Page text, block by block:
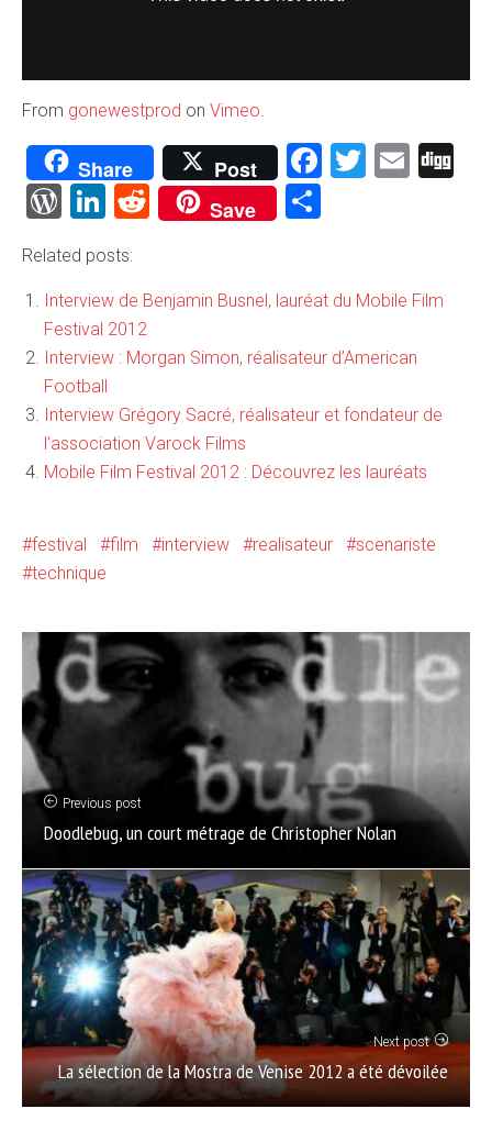
From gonewestprod on Vimeo
Share Post Facebook
Twitter
WordPress
LinkedIn
Reddit
Save
Related posts:
Interview de Benjamin Busnel, lauréat du Mobile Film
Festival 2012
Interview : Morgan Simon, réalisateur d’American
Football
Interview Grégory Sacré, réalisateur et fondateur de
l’association Varock Films
Mobile Film Festival 2012 : Découvrez les lauréats
festival film interview realisateur
scenariste
technique
Previous post
Doodlebug, un court métrage de Christopher Nolan
Next post
La sélection de la Mostra de Venise 2012 a été dévoilée